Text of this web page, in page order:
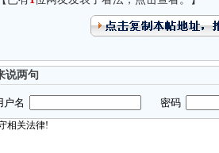
说两句
户名 密码